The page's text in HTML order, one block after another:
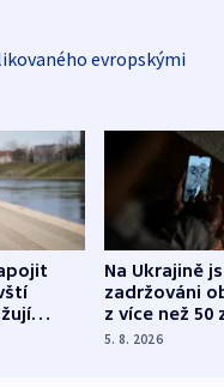
evropskými
Na Ukrajině
zadržováni
z více než 50
Bojovali na
5. 8. 2026